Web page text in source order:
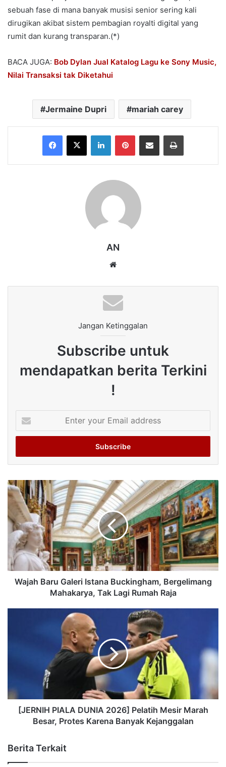
sebuah fase di mana banyak musisi senior sering kali
dirugikan akibat sistem pembagian royalti digital yang
rumit dan kurang transparan.(*)
BACA JUGA: Bob Dylan Jual Katalog Lagu ke Sony Music,
Nilai Transaksi tak Diketahui
Jermaine Dupri mariah carey
Facebook
X LinkedInPinterestShare via Email Print
AN
Jangan Ketinggalan
Subscribe untuk
mendapatkan berita Terkini
!
your
Email
Wajah Baru Galeri Istana Buckingham, Bergelimang
Mahakarya, Tak Lagi Rumah Raja
[JERNIH PIALA DUNIA 2026] Pelatih Mesir Marah
Besar, Protes Karena Banyak Kejanggalan
Berita Terkait